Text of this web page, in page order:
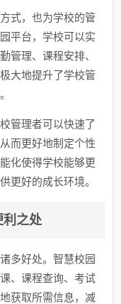
式，也为学校的管
平台，学校可以实
管理、课程安排、
大地提升了学校管
管理者可以快速了
而更好地制定个性
化使得学校能够更
更好的成长环境。
之处
多好处。智慧校园
、课程查询、考试
获取所需信息，减